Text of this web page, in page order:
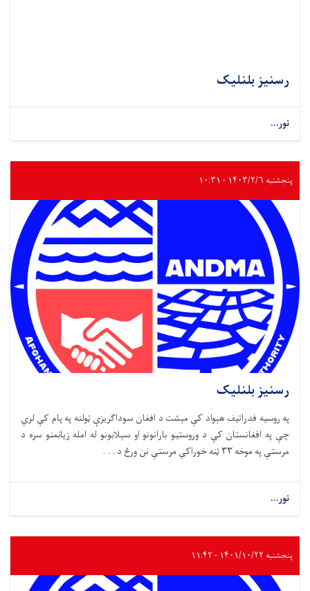
رسنیز بلنلیک
نور...
پنجشنبه ۱۴۰۳/۲/۶ - ۱۰:۳۱
رسنیز بلنلیک
په روسیه فدراتیف هېواد کې مېشت د افغان سوداګریزې ټولنه په پام کې لري
چې په افغانستان کې د وروستیو بارانونو او سېلابونو له امله زیانمنو سره د
مرستې په موخه ۳۳ ټنه خوراکي مرستې نن ورځ د . . .
نور...
پنجشنبه ۱۴۰۱/۱۰/۲۲ - ۱۱:۴۲